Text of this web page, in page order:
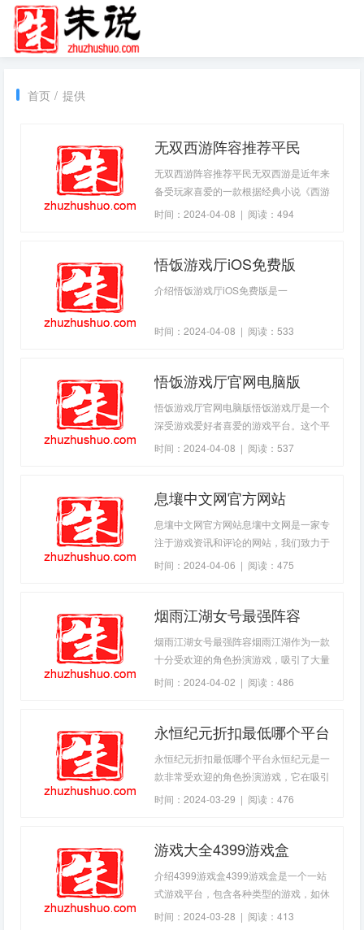
首页 / 提供
无双西游阵容推荐平民
无双西游阵容推荐平民无双西游是近年来
备受玩家喜爱的一款根据经典小说《西游
记》改编的RPG手游，玩家们可以在游戏
对于平民玩家而言，如何组建阵容才能在
都需要掌
时间：2024-04-08 | 阅读：494
悟饭游戏厅iOS免费版
介绍悟饭游戏厅iOS免费版是一
时间：2024-04-08 | 阅读：533
悟饭游戏厅官网电脑版
悟饭游戏厅官网电脑版悟饭游戏厅是一个
深受游戏爱好者喜爱的游戏平台。这个平
台充满了最新和最流行的游戏，并提供各
爱的游戏。游戏种类悟饭游戏厅官网电脑
的角色扮演游戏到动作游戏，甚至是不同
类型的策略游戏和休闲游戏。每个游戏类
型都有多个游戏选择，您可以根据个人喜
时间：2024-04-08 | 阅读：537
息壤中文网官方网站
息壤中文网官方网站息壤中文网是一家专
注于游戏资讯和评论的网站，我们致力于
为广大游戏爱好者提供最新、最精准的游
游戏媒体。我们的特色我们的特色在于提
们的编辑团队由一
时间：2024-04-06 | 阅读：475
烟雨江湖女号最强阵容
烟雨江湖女号最强阵容烟雨江湖作为一款
十分受欢迎的角色扮演游戏，吸引了大量
的玩家，更是拥有着各种各样的阵容搭
号最强阵容，希望能给各位玩家提供一些
时间：2024-04-02 | 阅读：486
永恒纪元折扣最低哪个平台
永恒纪元折扣最低哪个平台永恒纪元是一
款非常受欢迎的角色扮演游戏，它在吸引
了大量玩家的同时也带来了许多的收益。
时间：2024-03-29 | 阅读：476
游戏大全4399游戏盒
介绍4399游戏盒4399游戏盒是一个一站
式游戏平台，包含各种类型的游戏，如休
闲游戏、策略游戏和角色扮演游戏等。
时间：2024-03-28 | 阅读：413